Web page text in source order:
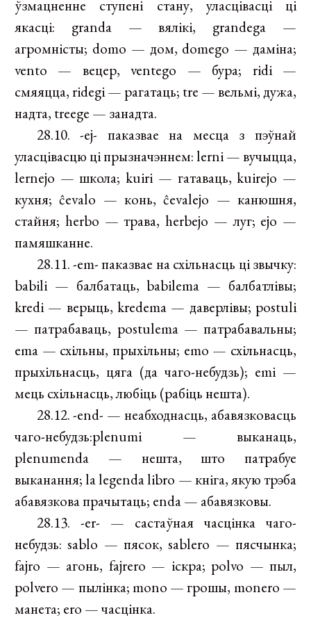
ўзмацненне ступені стану, уласцівасці ці
якасці: granda — вялікі, grandega —
агромністы; domo — дом, domego — даміна;
vento — вецер, ventego — бура; ridi —
смяяцца, ridegi — рагатаць; tre — вельмі, дужа,
надта, treege — занадта.
28.10. -ej- паказвае на месца з пэўнай
уласцівасцю ці прызначэннем: lerni — вучыцца,
lernejo — школа; kuiri — гатаваць, kuirejo —
кухня; ĉevalo — конь, ĉevalejo — канюшня,
стайня; herbo — трава, herbejo — луг; ejo —
памяшканне.
28.11. -em- паказвае на схільнасць ці звычку:
babili — балбатаць, babilema — балбатлівы;
kredi — верыць, kredema — даверлівы; postuli
— патрабаваць, postulema — патрабавальны;
ema — схільны, прыхільны; emo — схільнасць,
прыхільнасць, цяга (да чаго-небудзь); emi —
мець схільнасць, любіць (рабіць нешта).
28.12. -end- — неабходнасць, абавязковасць
чаго-небудзь:plenumi — выканаць,
plenumenda — нешта, што патрабуе
выканання; la legenda libro — кніга, якую трэба
абавязкова прачытаць; enda — абавязковы.
28.13. -er- — састаўная часцінка чаго-
небудзь: sablo — пясок, sablero — пясчынка;
fajro — агонь, fajrero — іскра; polvo — пыл,
polvero — пылінка; mono — грошы, monero —
манета; ero — часцінка.